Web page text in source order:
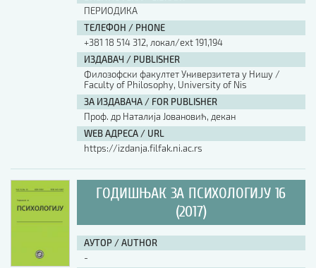
ПЕРИОДИКА
ТЕЛЕФОН / PHONE
+381 18 514 312, локал/ext 191,194
ИЗДАВАЧ / PUBLISHER
Филозофски факултет Универзитета у Нишу /
Faculty of Philosophy, University of Nis
ЗА ИЗДАВАЧА / FOR PUBLISHER
Проф. др Наталија Јовановић, декан
WEB АДРЕСА / URL
https://izdanja.filfak.ni.ac.rs
ГОДИШЊАК ЗА ПСИХОЛОГИЈУ 16
(2017)
АУТОР / AUTHOR
-